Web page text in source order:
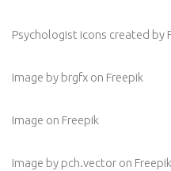
Psychologist icons created by
Image by brgfx on Freepik
Image on Freepik
Image by pch.vector on Freepik